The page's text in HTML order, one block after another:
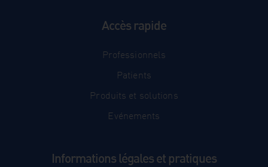
Accès rapide
Professionnels
Patients
Produits et solutions
Evénements
Informations légales et pratiques